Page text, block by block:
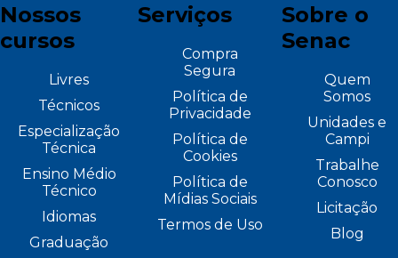
Nossos
cursos
Livres
Técnicos
Especialização
Técnica
Ensino Médio
Técnico
Idiomas
Graduação
Serviços
Compra
Segura
Política de
Privacidade
Política de
Cookies
Política de
Mídias Sociais
Termos de Uso
Sobre o
Senac
Quem
Somos
Unidades e
Campi
Trabalhe
Conosco
Licitação
Blog